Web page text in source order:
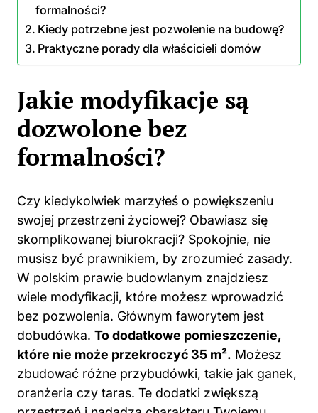
formalności?
Kiedy potrzebne jest pozwolenie na budowę?
Praktyczne porady dla właścicieli domów
Jakie modyfikacje są
dozwolone bez
formalności?
Czy kiedykolwiek marzyłeś o powiększeniu
swojej przestrzeni życiowej? Obawiasz się
skomplikowanej biurokracji? Spokojnie, nie
musisz być prawnikiem, by zrozumieć zasady.
W polskim prawie budowlanym znajdziesz
wiele modyfikacji, które możesz wprowadzić
bez pozwolenia. Głównym faworytem jest
dobudówka. To dodatkowe pomieszczenie,
które nie może przekroczyć 35 m². Możesz
zbudować różne przybudówki, takie jak ganek,
oranżeria czy taras. Te dodatki zwiększą